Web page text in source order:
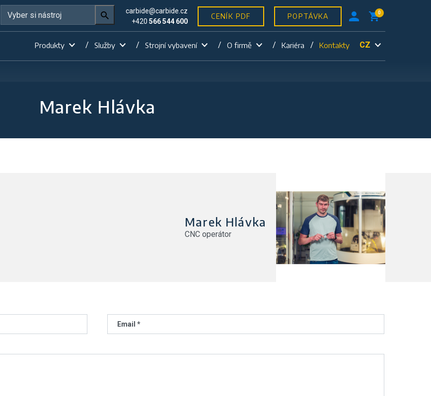
carbide@carbide.cz
+420566 544 600
CENÍK PDF POPTÁVKA 0
Produkty Služby Strojní vybavení O firmě Kariéra Kontakty CZ
Marek Hlávka
Marek Hlávka
CNC operátor
Email *